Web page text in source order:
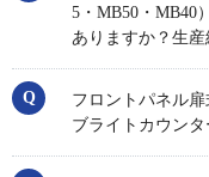
5・MB50・MB40
ありますか？生
フロントパネル
ブライトカウンタ